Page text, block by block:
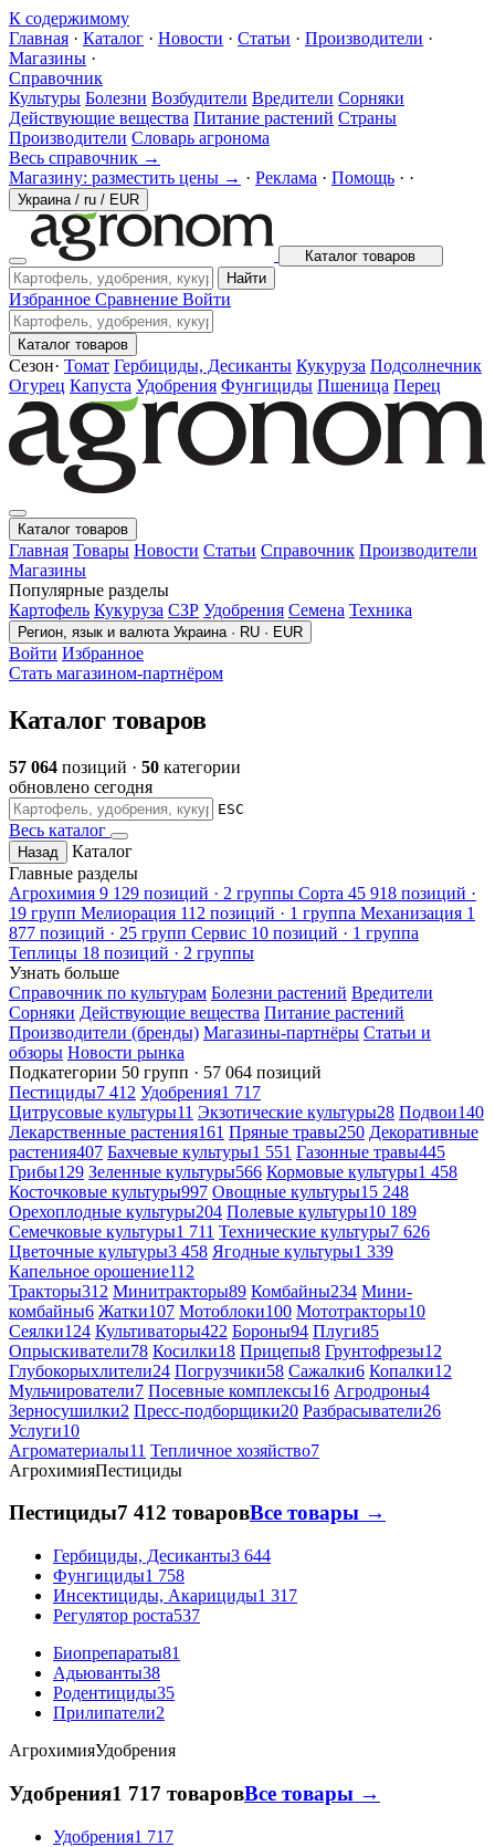
К содержимому
Главная · Каталог · Новости · Статьи · Производители ·
Магазины ·
Справочник
Культуры Болезни Возбудители Вредители Сорняки
Действующие вещества Питание растений Страны
Производители Словарь агронома
Весь справочник →
Магазину: разместить цены → · Реклама · Помощь · ·
Украина / ru / EUR
Каталог товаров
Найти
Избранное Сравнение Войти
Каталог товаров
Сезон· Томат Гербициды, Десиканты Кукуруза Подсолнечник
Огурец Капуста Удобрения Фунгициды Пшеница Перец
Каталог товаров
Главная Товары Новости Статьи Справочник Производители
Магазины
Популярные разделы
Картофель Кукуруза СЗР Удобрения Семена Техника
Регион, язык и валюта Украина · RU · EUR
Войти Избранное
Стать магазином-партнёром
Каталог товаров
57 064 позиций · 50 категории
обновлено сегодня
ESC
Весь каталог
Назад
Каталог
Главные разделы
Агрохимия 9 129 позиций · 2 группы Сорта 45 918 позиций ·
19 групп Мелиорация 112 позиций · 1 группа Механизация 1
877 позиций · 25 групп Сервис 10 позиций · 1 группа
Теплицы 18 позиций · 2 группы
Узнать больше
Справочник по культурам Болезни растений Вредители
Сорняки Действующие вещества Питание растений
Производители (бренды) Магазины-партнёры Статьи и
обзоры Новости рынка
Подкатегории 50 групп · 57 064 позиций
Пестициды7 412 Удобрения1 717
Цитрусовые культуры11 Экзотические культуры28 Подвои140
Лекарственные растения161 Пряные травы250 Декоративные
растения407 Бахчевые культуры1 551 Газонные травы445
Грибы129 Зеленные культуры566 Кормовые культуры1 458
Косточковые культуры997 Овощные культуры15 248
Орехоплодные культуры204 Полевые культуры10 189
Семечковые культуры1 711 Технические культуры7 626
Цветочные культуры3 458 Ягодные культуры1 339
Капельное орошение112
Тракторы312 Минитракторы89 Комбайны234 Мини-
комбайны6 Жатки107 Мотоблоки100 Мототракторы10
Сеялки124 Культиваторы422 Бороны94 Плуги85
Опрыскиватели78 Косилки18 Прицепы8 Грунтофрезы12
Глубокорыхлители24 Погрузчики58 Сажалки6 Копалки12
Мульчирователи7 Посевные комплексы16 Агродроны4
Зерносушилки2 Пресс-подборщики20 Разбрасыватели26
Услуги10
Агроматериалы11 Тепличное хозяйство7
АгрохимияПестициды
Пестициды7 412 товаровВсе товары →
Гербициды, Десиканты3 644
Фунгициды1 758
Инсектициды, Акарициды1 317
Регулятор роста537
Биопрепараты81
Адьюванты38
Родентициды35
Прилипатели2
АгрохимияУдобрения
Удобрения1 717 товаровВсе товары →
Удобрения1 717